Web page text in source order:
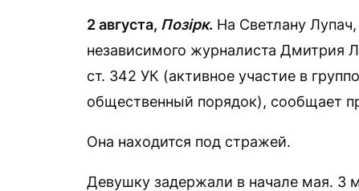
2 августа, Позірк. На Светлану
независимого журналиста Дмитрия
ст. 342 УК (активное участие в
общественный порядок), сообщает
Она находится под стражей.
Девушку задержали в начале мая. 3